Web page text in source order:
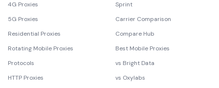
4G Proxies
5G Proxies
Residential Proxies
Rotating Mobile Proxies
Protocols
HTTP Proxies
Sprint
Carrier Comparison
Compare Hub
Best Mobile Proxies
vs Bright Data
vs Oxylabs